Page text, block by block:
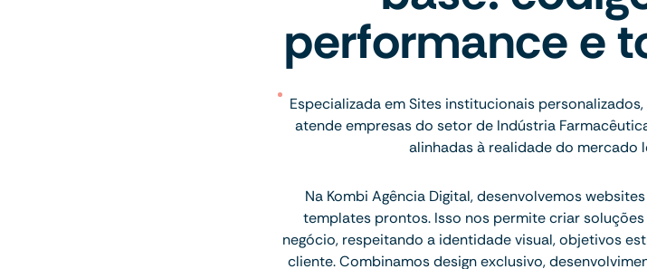
performance e
Especializada em Sites institucionais
atende empresas do setor de Indústria
alinhadas à realidade do mercado
Na Kombi Agência Digital, desenvolvemos
templates prontos. Isso nos permite criar
negócio, respeitando a identidade visual, objetivos
cliente. Combinamos design exclusivo,